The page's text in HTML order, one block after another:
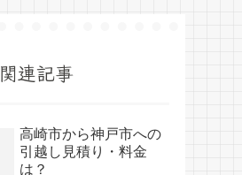
関連記事
高崎市から神戸市への
引越し見積り・料金
は？